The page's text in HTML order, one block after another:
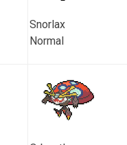
Snorlax
Normal